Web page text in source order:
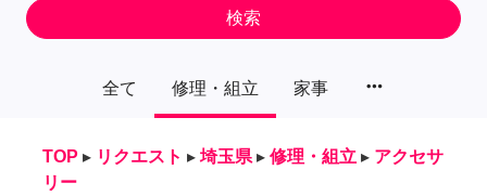
全て 修理・組立 家事 more_horiz
検索
TOP ▸ リクエスト ▸ 埼玉県 ▸ 修理・組立 ▸ アクセサ
リー